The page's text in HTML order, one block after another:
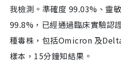
我檢測。準確度 99.03%、靈
99.8%，已經通過臨床實驗認
種毒株，包括Omicron 及
樣本，15分鐘知結果。